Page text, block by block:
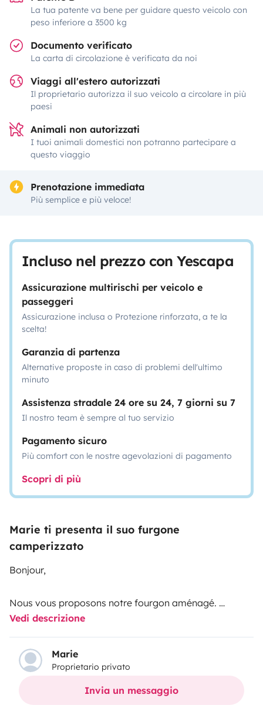
La tua patente va bene per guidare questo veicolo con
peso inferiore a 3500 kg
Documento verificato
La carta di circolazione è verificata da noi
Viaggi all'estero autorizzati
Il proprietario autorizza il suo veicolo a circolare in più
paesi
Animali non autorizzati
I tuoi animali domestici non potranno partecipare a
questo viaggio
Prenotazione immediata
Più semplice e più veloce!
Incluso nel prezzo con Yescapa
Assicurazione multirischi per veicolo e
passeggeri
Assicurazione inclusa o Protezione rinforzata, a te la
scelta!
Garanzia di partenza
Alternative proposte in caso di problemi dell'ultimo
minuto
Assistenza stradale 24 ore su 24, 7 giorni su 7
Il nostro team è sempre al tuo servizio
Pagamento sicuro
Più comfort con le nostre agevolazioni di pagamento
Scopri di più
Marie ti presenta il suo furgone
camperizzato
Bonjour,
Nous vous proposons notre fourgon aménagé.
Plus grand qu’un van, plus maniable qu’un camping car.
Stationnement facilité 😉
4 places assises , idéalement pour 2 personnes (3 avec
Vedi descrizione
Marie
Proprietario privato
Invia un messaggio